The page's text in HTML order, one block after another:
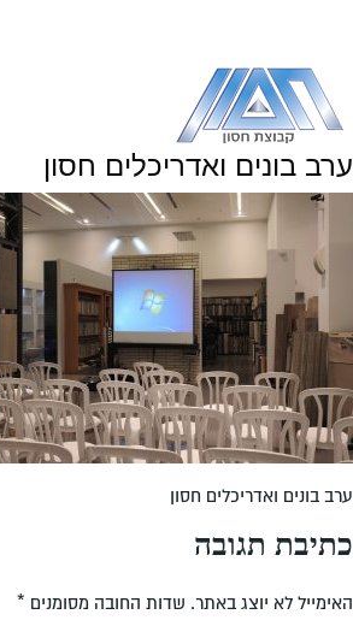
העמוד
ערב בונים ואדריכלים חסון
ערב בונים ואדריכלים חסון
כתיבת תגובה
האימייל לא יוצג באתר. שדות החובה מסומנים *